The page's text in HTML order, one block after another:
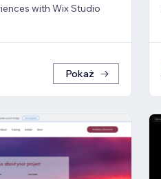
with Wix Studio
Pokaż